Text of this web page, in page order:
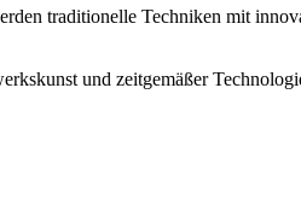
traditionelle Techniken mit
und zeitgemäßer